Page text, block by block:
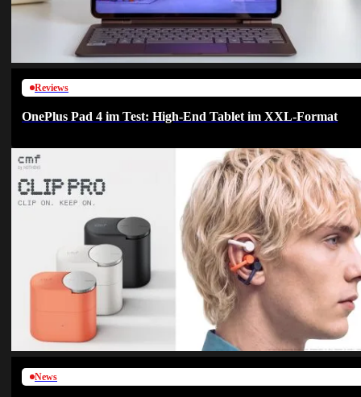
Reviews
OnePlus Pad 4 im Test: High-End Tablet im XXL-Format
News